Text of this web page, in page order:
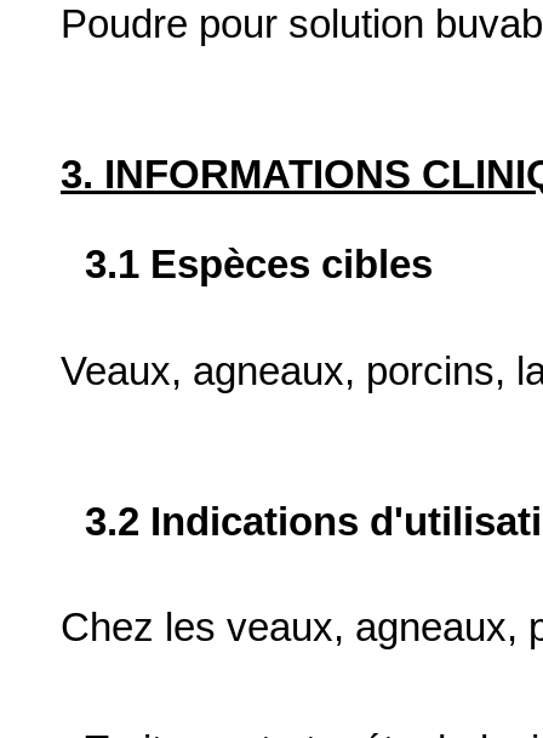
Poudre pour solution
3. INFORMATIONS
3.1 Espèces cibles
Veaux, agneaux, porcins,
3.2 Indications
Chez les veaux, agneaux,